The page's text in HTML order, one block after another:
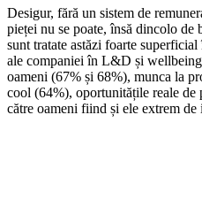
Desigur, fără un sistem de
pieței nu se poate, însă dincolo de
sunt tratate astăzi foarte
ale companiei în L&D și
oameni (67% și 68%), munca la
cool (64%), oportunitățile reale de
către oameni fiind și ele extrem